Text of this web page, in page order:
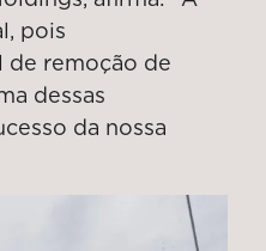
pois
de remoção de
dessas
da nossa